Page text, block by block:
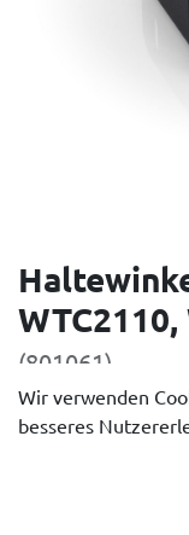
WTC2110,
(801061)
Dokumente:
Wir verwenden
besseres